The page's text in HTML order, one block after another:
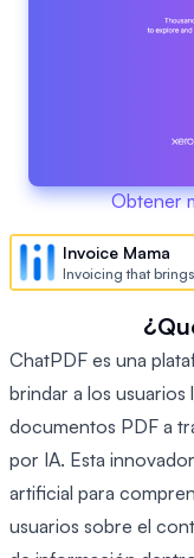
Obtener
Invoice Mama
Invoicing that
ChatPDF es una
brindar a los
documentos PDF a
por IA. Esta
artificial para
usuarios sobre el